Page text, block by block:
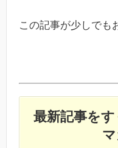
この記事が少しでも
最新記事を
マ